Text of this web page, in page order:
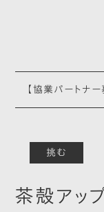
【協業パートナ
挑む
茶殻アッ